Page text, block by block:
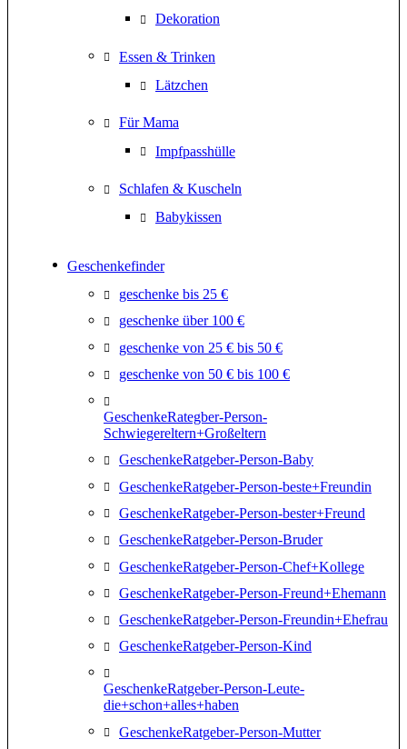
Dekoration
Essen & Trinken
Lätzchen
Für Mama
Impfpasshülle
Schlafen & Kuscheln
Babykissen
Geschenkefinder
geschenke bis 25 €
geschenke über 100 €
geschenke von 25 € bis 50 €
geschenke von 50 € bis 100 €
GeschenkeRategber-Person-
Schwiegereltern+Großeltern
GeschenkeRatgeber-Person-Baby
GeschenkeRatgeber-Person-beste+Freundin
GeschenkeRatgeber-Person-bester+Freund
GeschenkeRatgeber-Person-Bruder
GeschenkeRatgeber-Person-Chef+Kollege
GeschenkeRatgeber-Person-Freund+Ehemann
GeschenkeRatgeber-Person-Freundin+Ehefrau
GeschenkeRatgeber-Person-Kind
GeschenkeRatgeber-Person-Leute-
die+schon+alles+haben
GeschenkeRatgeber-Person-Mutter